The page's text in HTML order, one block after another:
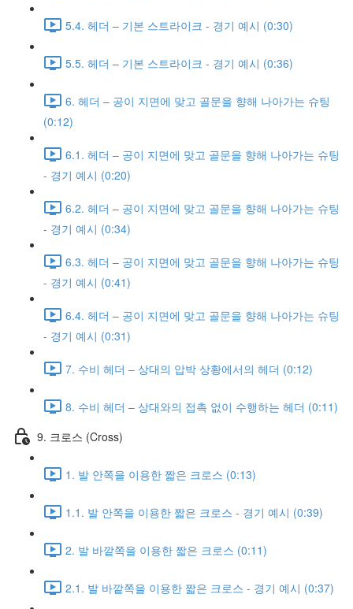
5.4. 헤더 – 기본 스트라이크 - 경기 예시 (0:30)
5.5. 헤더 – 기본 스트라이크 - 경기 예시 (0:36)
6. 헤더 – 공이 지면에 맞고 골문을 향해 나아가는 슈팅
(0:12)
6.1. 헤더 – 공이 지면에 맞고 골문을 향해 나아가는 슈팅
- 경기 예시 (0:20)
6.2. 헤더 – 공이 지면에 맞고 골문을 향해 나아가는 슈팅
- 경기 예시 (0:34)
6.3. 헤더 – 공이 지면에 맞고 골문을 향해 나아가는 슈팅
- 경기 예시 (0:41)
6.4. 헤더 – 공이 지면에 맞고 골문을 향해 나아가는 슈팅
- 경기 예시 (0:31)
7. 수비 헤더 – 상대의 압박 상황에서의 헤더 (0:12)
8. 수비 헤더 – 상대와의 접촉 없이 수행하는 헤더 (0:11)
9. 크로스 (Cross)
1. 발 안쪽을 이용한 짧은 크로스 (0:13)
1.1. 발 안쪽을 이용한 짧은 크로스 - 경기 예시 (0:39)
2. 발 바깥쪽을 이용한 짧은 크로스 (0:11)
2.1. 발 바깥쪽을 이용한 짧은 크로스 - 경기 예시 (0:37)